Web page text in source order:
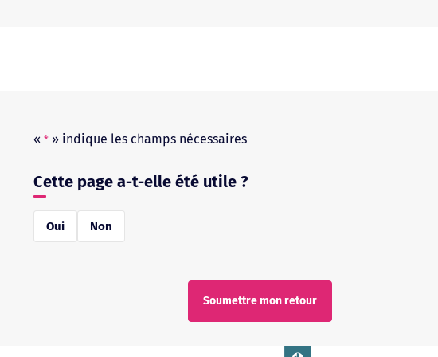
« * » indique les champs nécessaires
Cette page a-t-elle été utile ?
Oui Non
Soumettre mon retour